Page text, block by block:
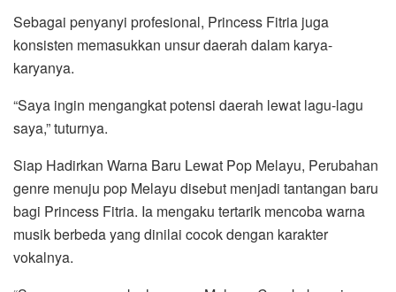
Sebagai penyanyi profesional, Princess Fitria juga
konsisten memasukkan unsur daerah dalam karya-
karyanya.
“Saya ingin mengangkat potensi daerah lewat lagu-lagu
saya,” tuturnya.
Siap Hadirkan Warna Baru Lewat Pop Melayu, Perubahan
genre menuju pop Melayu disebut menjadi tantangan baru
bagi Princess Fitria. Ia mengaku tertarik mencoba warna
musik berbeda yang dinilai cocok dengan karakter
vokalnya.